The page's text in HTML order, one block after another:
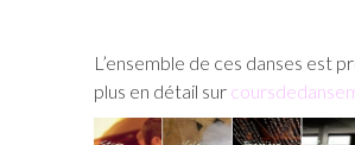
L’ensemble de ces danses est
plus en détail sur